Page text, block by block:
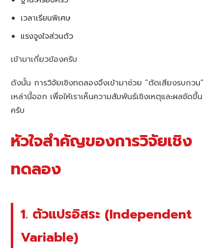
เวลาเรียนพิเศษ
แรงจูงใจส่วนตัว
เข้ามาเกี่ยวข้องครับ
ดังนั้น การวิจัยเชิงทดลองจึงเข้ามาช่วย “ตัดเสียงรบกวน”
เหล่านี้ออก เพื่อให้เราเห็นความสัมพันธ์เชิงเหตุและผลชัดขึ้น
ครับ
หัวใจสำคัญของการวิจัยเชิง
ทดลอง
1. ตัวแปรอิสระ (Independent
Variable)